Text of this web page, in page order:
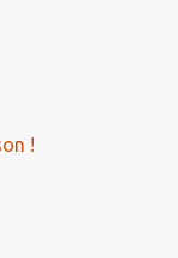
!